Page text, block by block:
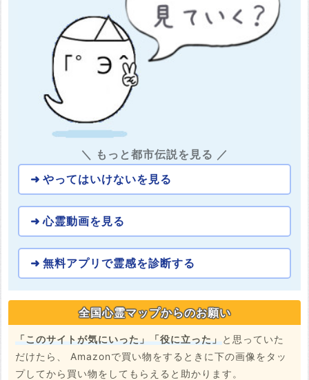
＼ もっと都市伝説を見る ／
やってはいけないを見る
心霊動画を見る
無料アプリで霊感を診断する
全国心霊マップからのお願い
「このサイトが気にいった」「役に立った」と思っていた
だけたら、 Amazonで買い物をするときに下の画像をタッ
プしてから買い物をしてもらえると助かります。